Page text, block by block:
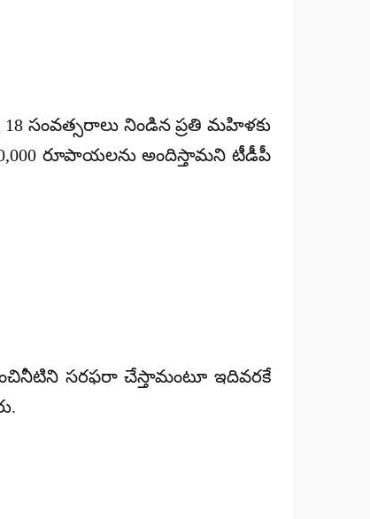
సంవత్సరాలు నిండిన ప్రతి మహిళకు
రూపాయలను అందిస్తామని టీడీపీ
సరఫరా చేస్తామంటూ ఇదివరకే